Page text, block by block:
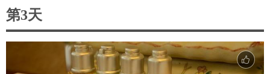
第3天